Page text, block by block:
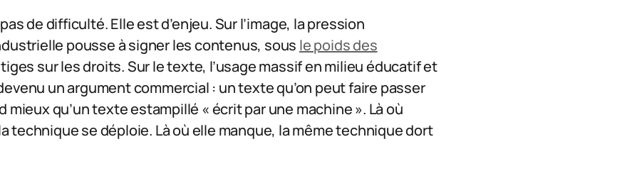
de difficulté. Elle est d’enjeu. Sur l’image, la pression
pousse à signer les contenus, sous le poids des
sur les droits. Sur le texte, l’usage massif en milieu éducatif et
un argument commercial : un texte qu’on peut faire passer
mieux qu’un texte estampillé « écrit par une machine ». Là où
technique se déploie. Là où elle manque, la même technique dort